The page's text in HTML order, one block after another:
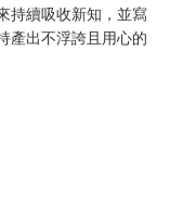
持續吸收新知，並寫
產出不浮誇且用心的